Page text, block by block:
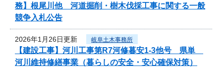
務】根尾川他 河道掘削・樹木伐採工事に関する一般
競争入札公告
2026年1月26日更新 岐阜土木事務所
【建設工事】河川工事第R7河修暮安1-3他号 県単
河川維持修繕事業（暮らしの安全・安心確保対策）